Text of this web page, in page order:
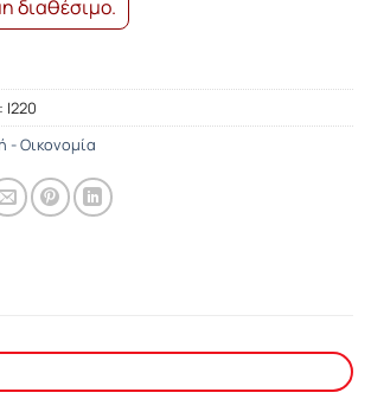
διαθέσιμο.
Ι220
- Οικονομία